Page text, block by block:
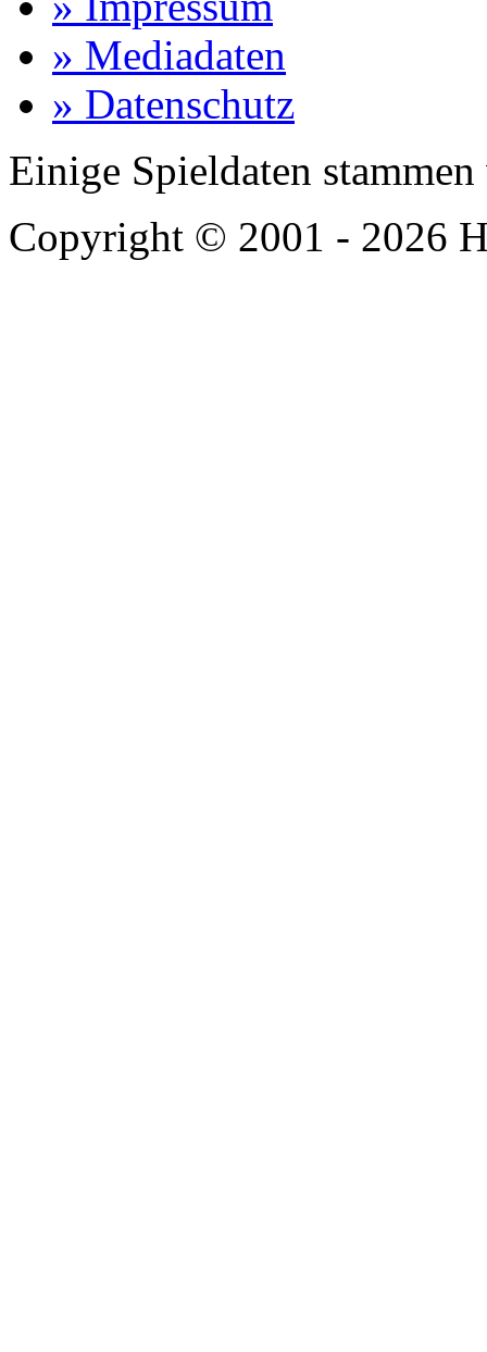
» Mediadaten
» Datenschutz
Einige Spieldaten
Copyright © 2001 - 2026